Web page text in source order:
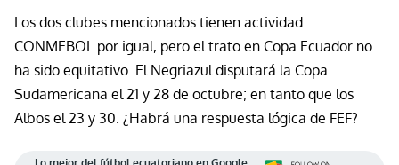
Los dos clubes mencionados tienen actividad
CONMEBOL por igual, pero el trato en Copa Ecuador no
ha sido equitativo. El Negriazul disputará la Copa
Sudamericana el 21 y 28 de octubre; en tanto que los
Albos el 23 y 30. ¿Habrá una respuesta lógica de FEF?